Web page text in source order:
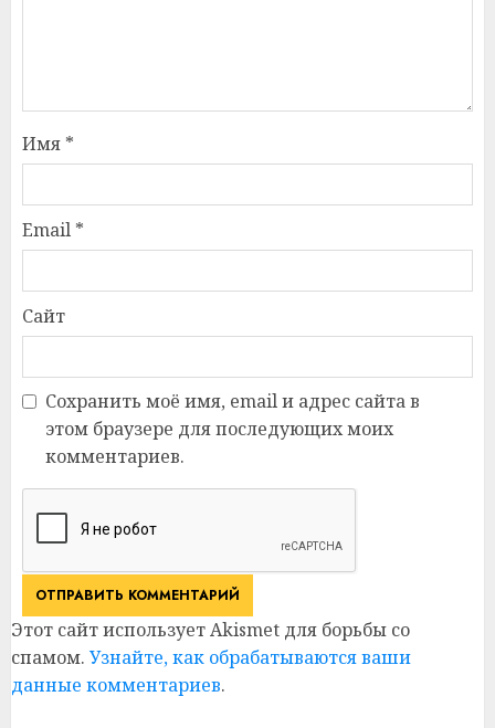
Имя *
Email *
Сайт
Сохранить моё имя, email и адрес сайта в
этом браузере для последующих моих
комментариев.
Этот сайт использует Akismet для борьбы со
спамом. Узнайте, как обрабатываются ваши
данные комментариев.